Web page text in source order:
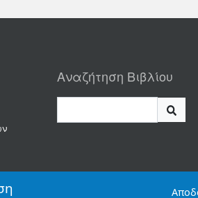
Αναζήτηση Βιβλίου